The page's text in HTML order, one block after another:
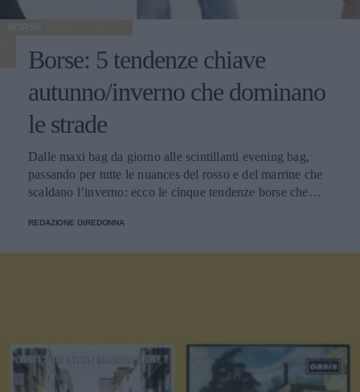
BORSE
Borse: 5 tendenze chiave
autunno/inverno che dominano
le strade
Dalle maxi bag da giorno alle scintillanti evening bag,
passando per tutte le nuances del rosso e del marrine che
scaldano l’inverno: ecco le cinque tendenze borse che
REDAZIONE DIREDONNA